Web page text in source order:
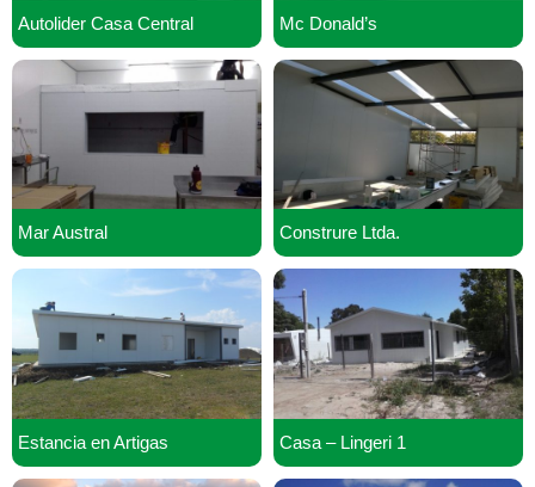
Autolider Casa Central Mc Donald’s
Mar Austral Construre Ltda.
Estancia en Artigas Casa – Lingeri 1